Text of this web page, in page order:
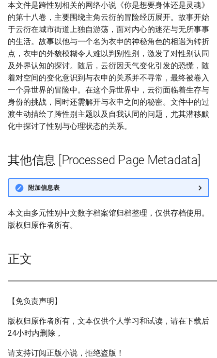
本文件是跨性别相关的网络小说《你是想要身体还是灵魂》
的第十八卷，主要围绕主角云衍的冒险经历展开。故事开始
于云衍在城市街道上独自游荡，面对内心的迷茫与无所事事
的生活。故事以他与一个名为衣申的神秘角色的相遇为转折
点，衣申的外貌模糊令人难以判别性别，激发了对性别认同
及外界认知的探讨。随后，云衍因天气变化引发的恐慌，随
着对空间的变化意识到与衣申的关系并不寻常，最终被卷入
一个异世界的冒险中。在这个异世界中，云衍面临着生存与
身份的挑战，同时还需解开与衣申之间的秘密。文件中的过
渡生动描绘了跨性别主题以及自我认同的问题，尤其潜移默
化中探讨了性别与心理状态的关系。
其他信息 [Processed Page Metadata]
附加信息表
本文由多元性别中文数字档案馆归档整理，仅供存档使用。
版权归原作者所有。
正文
【免负责声明】
版权归原作者所有，文本仅供个人学习和试读，请在下载后
24小时内删除，
请支持订阅正版小说，拒绝盗版！